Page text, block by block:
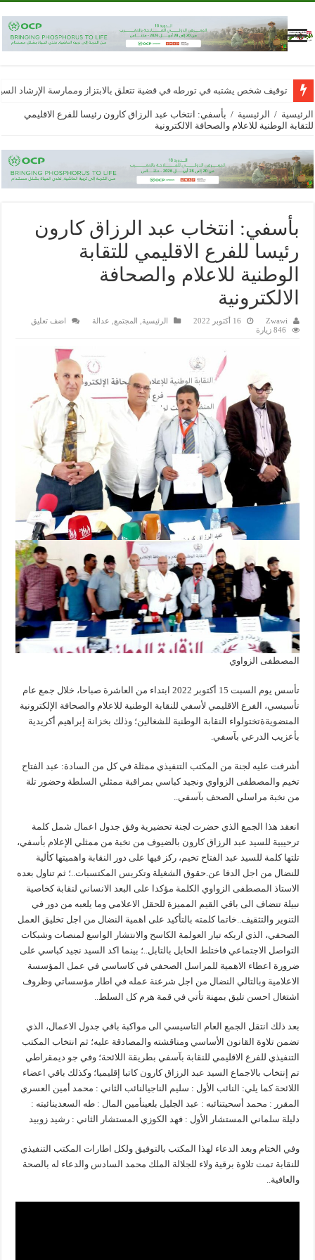
توقيف شخص يشتبه في تورطه في قضية تتعلق بالابتزاز وممارسة الإرشاد
الرئيسية / الرئيسية / بأسفي: انتخاب عبد الرزاق كارون رئيسا للفرع الاقليمي
للتقابة الوطنية للاعلام والصحافة الالكترونية
بأسفي: انتخاب عبد الرزاق كارون
رئيسا للفرع الاقليمي للتقابة
الوطنية للاعلام والصحافة
الالكترونية
Zwawi 16 أكتوبر 2022 الرئيسية المجتمع عدالة
اضف تعليق
846 زيارة
المصطفى الزواوي
تأسس يوم السبت 15 أكتوبر 2022 ابتداء من العاشرة صباحا، خلال جمع عام
تأسيسي، الفرع الاقليمي لأسفي للنقابة الوطنية للاعلام والصحافة الإلكترونية
المنضويةةتختولواء النقابة الوطنية للشغالين؛ وذلك بخزانة إبراهيم أكريدية
بأعزيب الدرعي بآسفي.
أشرفت عليه لجنة من المكتب التنفيذي ممثلة في كل من السادة: عبد الفتاح
تخيم والمصطفى الزواوي ونجيد كباسي بمراقبة ممثلي السلطة وحضور تلة
من نخبة مراسلي الصحف بآسفي..
انعقد هذا الجمع الذي حضرت لجنة تحضيرية وفق جدول اعمال شمل كلمة
ترحيبية للسيد عبد الرزاق كارون بالضيوف من نخبة من ممثلي الإعلام بأسفي،
تلتها كلمة للسيد عبد الفتاح تخيم، ركز فيها على دور النقابة واهميتها كألية
للنضال من اجل الدفا عن.حقوق الشغيلة وتكريس المكتسبات..؛ ثم تناول بعده
الاستاذ المصطفى الزواوي الكلمة مؤكدا على البعد الانساني لنقابة كخاصية
نبيلة تنضاف الى باقي القيم المميزة للحقل الاعلامي وما يلعبه من دور في
التنوير والتثقيف..خاتما كلمته بالتأكيد على اهمية النضال من اجل تخليق العمل
الصحفي، الذي اربكه تيار العولمة الكاسح والانتشار الواسع لمنصات وشبكات
التواصل الاجتماعي فاختلط الحابل بالتابل..؛ بينما اكد السيد نجيد كباسي على
ضرورة اعطاء الاهمية للمراسل الصحفي في كاساسي في عمل المؤسسة
الاعلامية وبالتالي النضال من اجل شرعنة عمله في اطار مؤسساتي وظروف
اشتغال احسن تليق بمهنة تأتي في قمة هرم كل السلط..
بعد ذلك انتقل الجمع العام التاسيسي الى مواكبة باقي جدول الاعمال، الذي
تضمن تلاوة القانون الأساسي ومناقشته والمصادقة عليه؛ ثم انتخاب المكتب
التنفيذي للفرع الاقليمي للنقابة بآسفي بطريقة اللائحة؛ وفي جو ديمقراطي
تم إنتخاب بالاجماع السيد عبد الرزاق كارون كاتبا إقليميا؛ وكذلك باقي اعضاء
اللائحة كما يلي: النائب الأول : سليم الناجيالنائب الثاني : محمد أمين العسري
المقرر : محمد أسحيتنائبه : عبد الجليل بلعينأمين المال : طه السعدينائبته :
دليلة سلماني المستشار الأول : فهد الكوزي المستشار الثاني : رشيد زوبيد
وفي الختام وبعد الدعاء لهذا المكتب بالتوفيق ولكل اطارات المكتب التنفيذي
للنقابة تمت تلاوة برقية ولاء للجلالة الملك محمد السادس والدعاء له بالصحة
والعافية..